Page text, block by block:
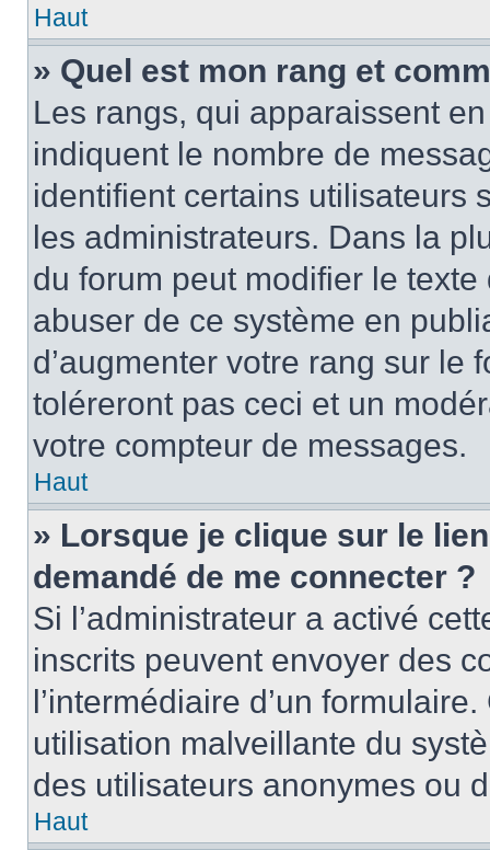
Haut
» Quel est mon rang et
Les rangs, qui apparaissent
indiquent le nombre de
identifient certains utilisateurs
les administrateurs. Dans la
du forum peut modifier le
abuser de ce système en
d’augmenter votre rang sur le
toléreront pas ceci et un
votre compteur de messages.
Haut
» Lorsque je clique sur le
demandé de me connecter ?
Si l’administrateur a activé
inscrits peuvent envoyer des
l’intermédiaire d’un
utilisation malveillante du
des utilisateurs anonymes ou
Haut